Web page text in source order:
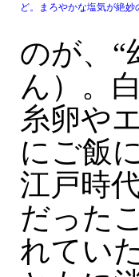
ど。まろやかな塩気が絶妙
のが、“
ん）。
糸卵や
にご飯
江戸時
だった
れてい